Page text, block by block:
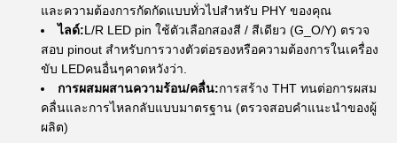
และความต้องการกัดกัดแบบทั่วไปสําหรับ PHY ของคุณ
ไลด์:L/R LED pin ใช้ตัวเลือกสองสี / สีเดียว (G_O/Y) ตรวจ
สอบ pinout สําหรับการวางตัวต่อรองหรือความต้องการในเครื่อง
ขับ LEDคนอื่นๆคาดหวังว่า.
การผสมผสานความร้อน/คลื่น:การสร้าง THT ทนต่อการผสม
คลื่นและการไหลกลับแบบมาตรฐาน (ตรวจสอบคําแนะนําของผู้
ผลิต)